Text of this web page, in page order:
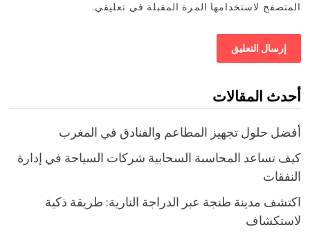
المتصفح لاستخدامها المرة المقبلة في تعليقي.
أحدث المقالات
أفضل حلول تجهيز المطاعم والفنادق في المغرب
كيف تساعد المحاسبة السحابية شركات السياحة في إدارة
النفقات
اكتشف مدينة طنجة عبر الدراجة النارية: طريقة ذكية
لاستكشاف